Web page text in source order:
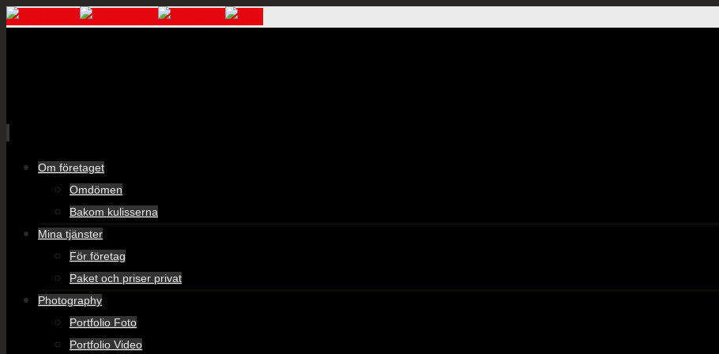
Skip
Om företaget
Omdömen
Bakom kulisserna
Mina tjänster
För företag
Paket och priser privat
Photography
Portfolio Foto
Portfolio Video